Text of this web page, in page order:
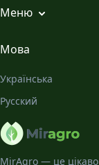
MirAgro — це цікаво
Меню
Всі статті
Галерея
Про нас
Мова
Українська
Русский